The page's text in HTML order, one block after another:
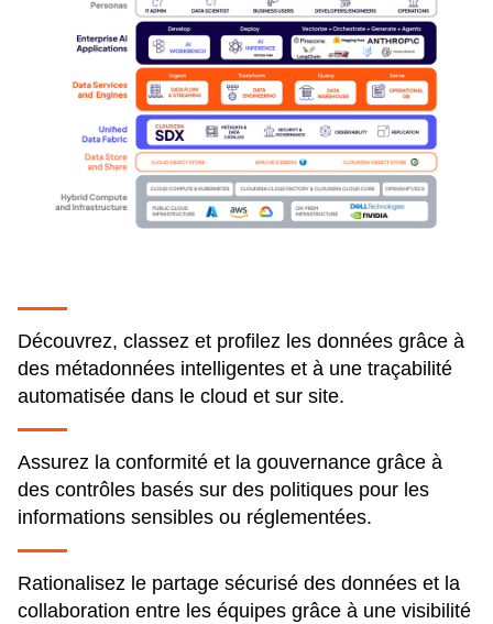
Découvrez, classez et profilez les données grâce à
des métadonnées intelligentes et à une traçabilité
automatisée dans le cloud et sur site.
Assurez la conformité et la gouvernance grâce à
des contrôles basés sur des politiques pour les
informations sensibles ou réglementées.
Rationalisez le partage sécurisé des données et la
collaboration entre les équipes grâce à une visibilité